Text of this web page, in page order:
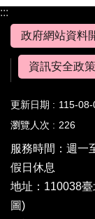
:::
政府網站資料
資訊安全政策
更新日期
115-08-
瀏覽人次
226
服務時間：週一
假日休息
地址：110038
圖)